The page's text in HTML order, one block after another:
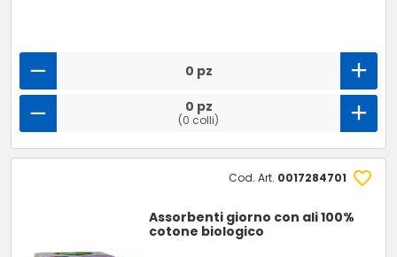
0 pz
0 pz
(0 colli)
Cod. Art. 0017284701
Assorbenti giorno con ali 100%
cotone biologico